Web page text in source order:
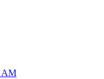
AM